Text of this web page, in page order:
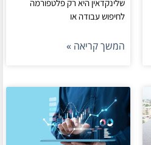
שלינקדאין היא רק פלטפורמה
לחיפוש עבודה או
המשך קריאה »